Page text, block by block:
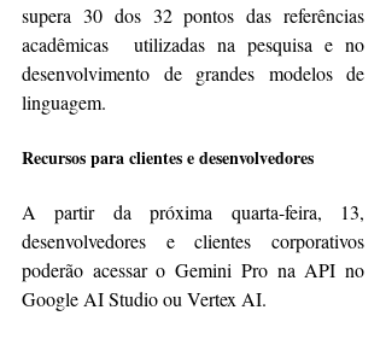
supera 30 dos 32 pontos das referências
acadêmicas  utilizadas na pesquisa e no
desenvolvimento de grandes modelos de
linguagem.
Recursos para clientes e desenvolvedores
A partir da próxima quarta-feira, 13,
desenvolvedores e clientes corporativos
poderão acessar o Gemini Pro na API no
Google AI Studio ou Vertex AI.